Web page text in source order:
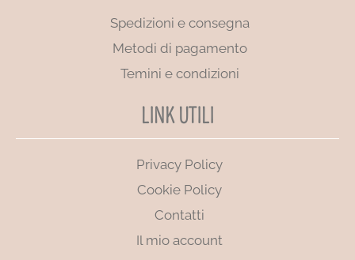
Spedizioni e consegna
Metodi di pagamento
Temini e condizioni
LINK UTILI
Privacy Policy
Cookie Policy
Contatti
Il mio account